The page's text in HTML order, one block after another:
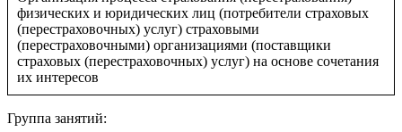
физических и юридических лиц (потребители страховых
(перестраховочных) услуг) страховыми
(перестраховочными) организациями (поставщики
страховых (перестраховочных) услуг) на основе сочетания
их интересов
Группа занятий: